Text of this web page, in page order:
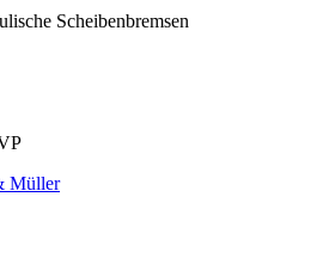
Scheibenbremsen
Müller